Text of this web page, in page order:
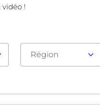
!
Région